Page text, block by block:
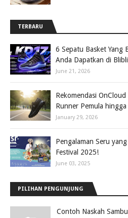
TERBARU
6 Sepatu Basket Yang
Anda Dapatkan di Blibli
June 21, 2026
Rekomendasi
Runner Pemula hingga
January 29, 2026
Pengalaman Seru
Festival 2025!
June 03, 2025
PILIHAN PENGUNJUNG
Contoh Naskah